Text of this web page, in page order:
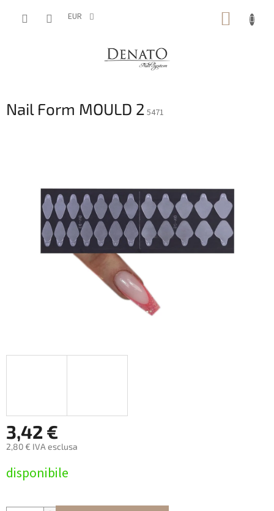
EUR
Nail Form MOULD 2 5471
3,42 €
2,80 € IVA esclusa
della
disponibile